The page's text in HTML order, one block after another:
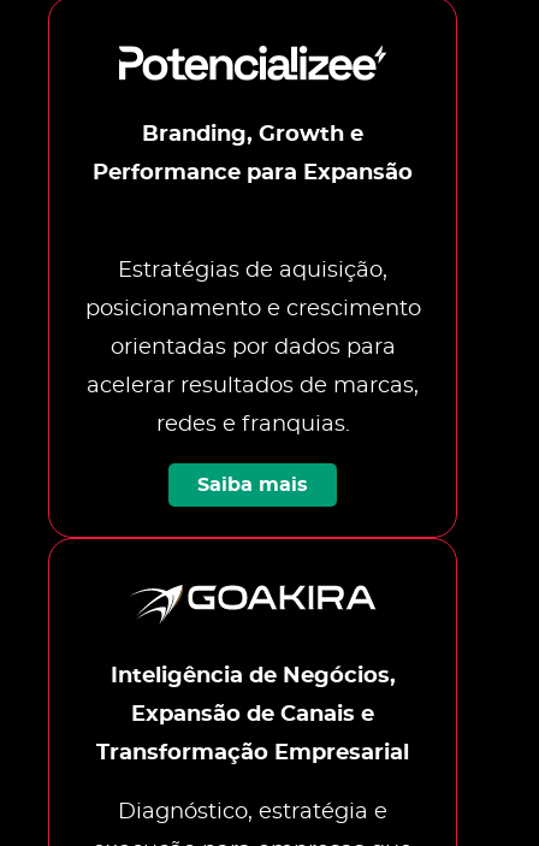
Branding, Growth e
Performance para Expansão
Estratégias de aquisição,
posicionamento e crescimento
orientadas por dados para
acelerar resultados de marcas,
redes e franquias.
Saiba mais
Inteligência de Negócios,
Expansão de Canais e
Transformação Empresarial
Diagnóstico, estratégia e